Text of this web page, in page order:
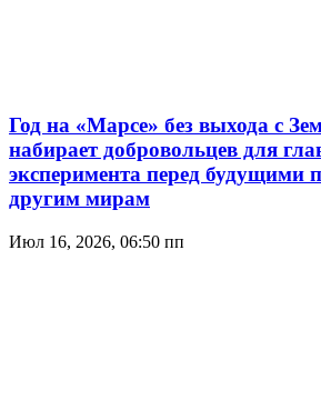
Год на «Марсе» без выхода с
набирает добровольцев для
эксперимента перед будущими
другим мирам
Июл 16, 2026, 06:50 пп